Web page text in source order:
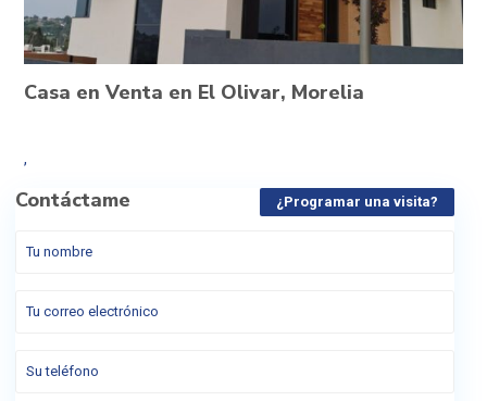
Casa en Venta en El Olivar, Morelia
,
Contáctame ¿Programar una visita?